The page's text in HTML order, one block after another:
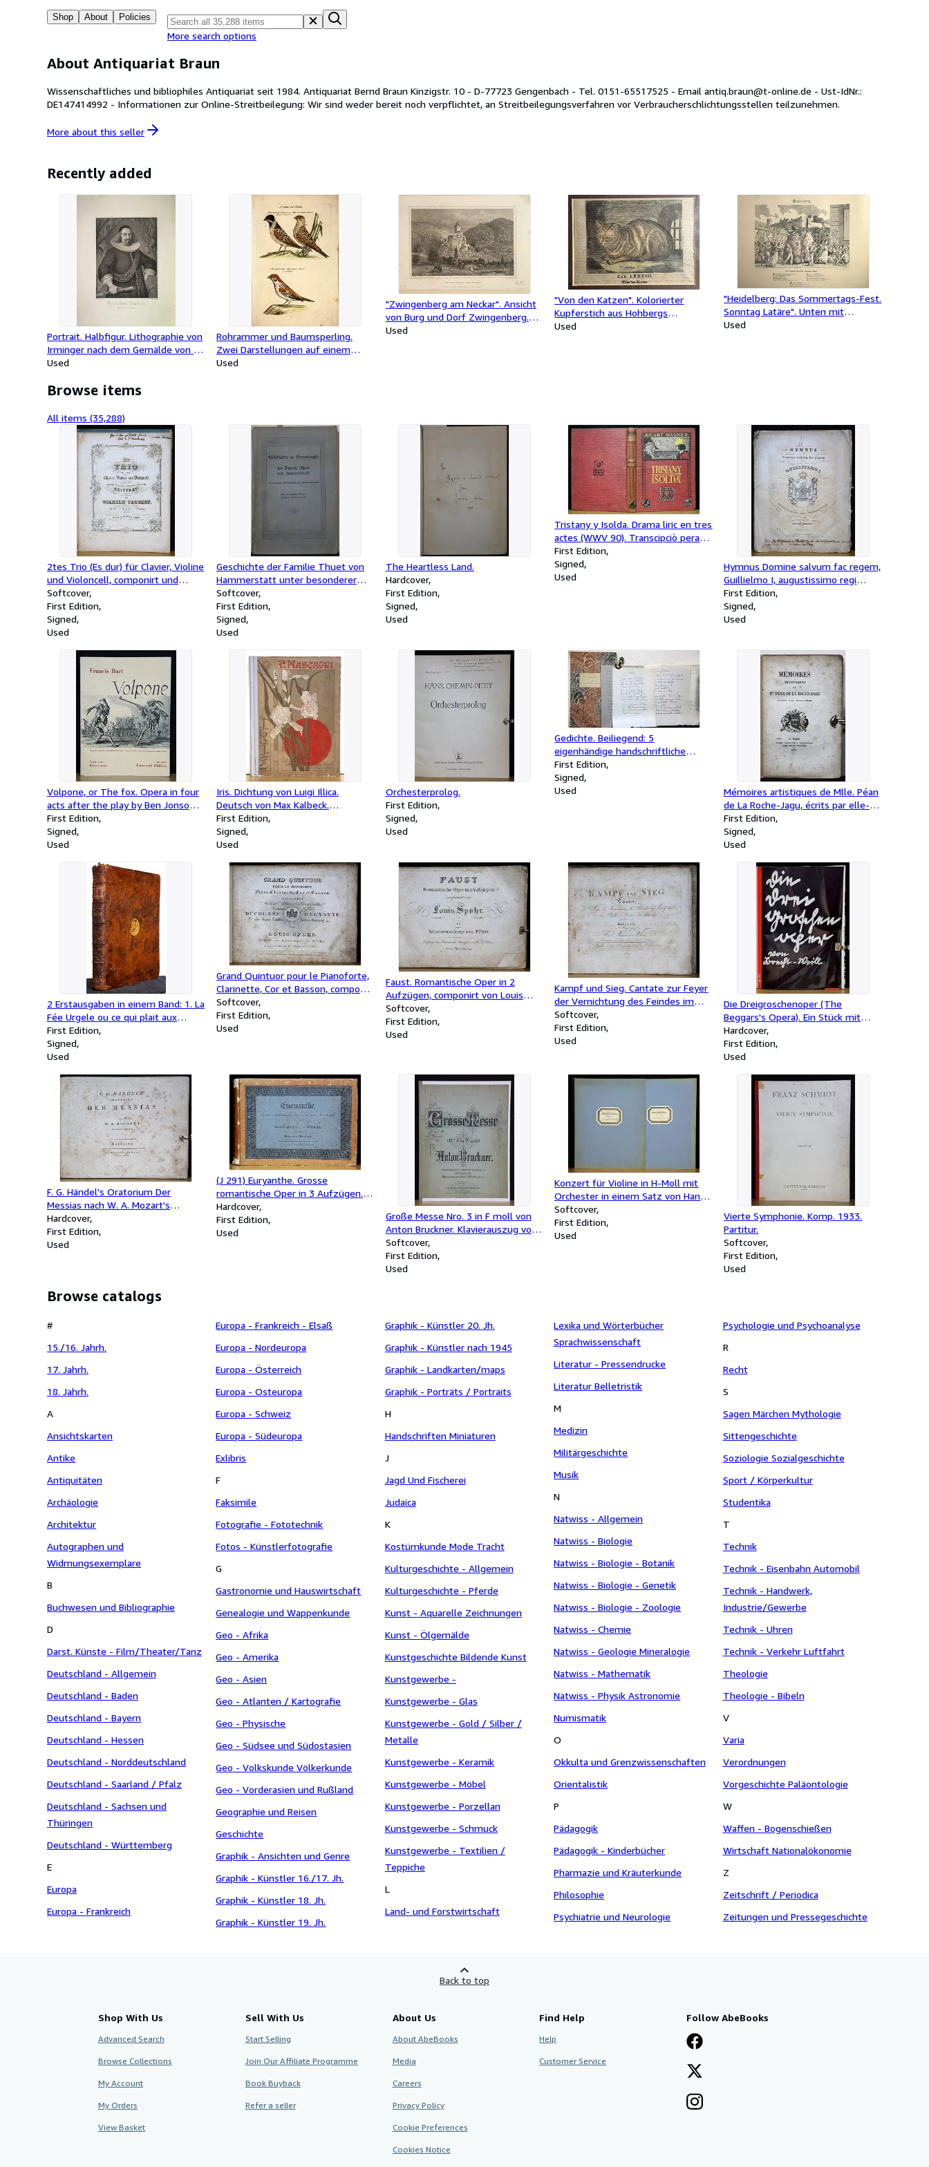
Shop About Policies
More search options
About Antiquariat Braun
Wissenschaftliches und bibliophiles Antiquariat seit 1984. Antiquariat Bernd Braun Kinzigstr. 10 - D-77723 Gengenbach - Tel. 0151-65517525 - Email antiq.braun@t-online.de - Ust-IdNr.:
DE147414992 - Informationen zur Online-Streitbeilegung: Wir sind weder bereit noch verpflichtet, an Streitbeilegungsverfahren vor Verbraucherschlichtungsstellen teilzunehmen.
More about this seller
Recently added
Portrait. Halbfigur. Lithographie von
Irminger nach dem Gemälde von F.
Winch.
Used
Rohrammer und Baumsperling.
Zwei Darstellungen auf einem
Blatt. Kupferstich aus "Frisch:
Used
"Zwingenberg am Neckar". Ansicht
von Burg und Dorf Zwingenberg.
Stahlstich von Umbach nach Foltz.
Used
"Von den Katzen". Kolorierter
Kupferstich aus Hohbergs
Hausvaterbuch "Georgia Curiosa
Used
"Heidelberg: Das Sommertags-Fest.
Sonntag Latäre". Unten mit
Reimsprüchen in Dialekt. Druck
Used
Browse items
All items (35,288)
2tes Trio (Es dur) für Clavier, Violine
und Violoncell, componirt und
seinem Freunde dem
Geheimenrath Seiffart gewidmet
von Wilhelm Taubert, Op. 96.
Softcover
First Edition
Signed
Used
Geschichte der Familie Thuet von
Hammerstatt unter besonderer
Berücksichtung der geistlichen
Mitglieder.
Softcover
First Edition
Signed
Used
The Heartless Land.
Hardcover
First Edition
Signed
Used
Tristany y Isolda. Drama liric en tres
actes (WWV 90). Transcipciò pera
piano y cant de Hans v. Bülow.
Traducciò catalana de Gerolni
Zanné y Joaquim Pena.
First Edition
Signed
Used
Hymnus Domine salvum fac regem,
Guillielmo I, augustissimo regi
Neerlandiae dedicatus ab auctore
Davide Koning, Op. 1.
First Edition
Signed
Used
Volpone, or The fox. Opera in four
acts after the play by Ben Jonson. /
Volpone, oder Der Fuchs. Oper in
vier Akten nach dem Schauspiel
von Ben Jonson. Deutsche
Vocal Score / Klavierauszug.
First Edition
Signed
Used
Iris. Dichtung von Luigi Illica.
Deutsch von Max Kalbeck.
Clavierauszug mit Text
(Arrangement von C. Carignani).
First Edition
Signed
Used
Orchesterprolog.
First Edition
Signed
Used
Gedichte. Beiliegend: 5
eigenhändige handschriftliche
Gedichte auf 10 Seiten und ein
vierseitiger Brief der Autorin.
First Edition
Signed
Used
Mémoires artistiques de Mlle. Péan
de La Roche-Jagu, écrits par elle-
même.
First Edition
Signed
Used
2 Erstausgaben in einem Band: 1. La
Fée Urgele ou ce qui plait aux
dames. Comédie en quatre actes
en vers. 2. La Clochette. Comédie
en un acte en Vers. Mit
First Edition
Signed
Used
Grand Quintuor pour le Pianoforte,
Clarinette, Cor et Basson, composé
et dédié A Son Altesse
Serenissime Madame La Duchesse
Regnante des Saxe-Gotha-
Softcover
First Edition
Used
Faust. Romantische Oper in 2
Aufzügen, componirt von Louis
Spohr. Im Klavierauszuge von P.
Pixis.
Softcover
First Edition
Used
Kampf und Sieg. Cantate zur Feyer
der Vernichtung des Feindes im
Juny 1815 bei Belle-Alliance und
Waterloo, Gedichtet von
Wohlbrück. In Musik gesetzt von
Softcover
First Edition
Used
Die Dreigroschenoper (The
Beggars's Opera). Ein Stück mit
Musik in einem Vorspiel und acht
Bildern nach dem Englischen des
John Gay, übersetzt von Elisabeth
von Bert Brecht. Klavierauszug mit
Text von Norbert Gingold. -
Erstausgabe.
Hardcover
First Edition
Used
F. G. Händel's Oratorium Der
Messias nach W. A. Mozart's
Bearbeitung (HWV 56, KV 572).
Partitur.
Hardcover
First Edition
Used
(J 291) Euryanthe. Grosse
romantische Oper in 3 Aufzügen.
Dichtung von Helmine von Chezy
geb: Freyinn von Klencke.
Vollständiger vom Componisten
Hardcover
First Edition
Used
Große Messe Nro. 3 in F moll von
Anton Bruckner. Klavierauszug von
Josef Schalk (WAB 28).
Softcover
First Edition
Used
Konzert für Violine in H-Moll mit
Orchester in einem Satz von Hans
Pfitzner, Opus 34. Klavierauszug
für Violine und Klavier (vom
Komponisten).
Softcover
First Edition
Used
Vierte Symphonie. Komp. 1933.
Partitur.
Softcover
First Edition
Used
Browse catalogs
#
15./16. Jahrh.
17. Jahrh.
18. Jahrh.
A
Ansichtskarten
Antike
Antiquitäten
Archäologie
Architektur
Autographen und
Widmungsexemplare
B
Buchwesen und Bibliographie
D
Darst. Künste - Film/Theater/Tanz
Deutschland - Allgemein
Deutschland - Baden
Deutschland - Bayern
Deutschland - Hessen
Deutschland - Norddeutschland
Deutschland - Saarland / Pfalz
Deutschland - Sachsen und
Thüringen
Deutschland - Württemberg
E
Europa
Europa - Frankreich
Europa - Frankreich - Elsaß
Europa - Nordeuropa
Europa - Österreich
Europa - Osteuropa
Europa - Schweiz
Europa - Südeuropa
Exlibris
F
Faksimile
Fotografie - Fototechnik
Fotos - Künstlerfotografie
G
Gastronomie und Hauswirtschaft
Genealogie und Wappenkunde
Geo - Afrika
Geo - Amerika
Geo - Asien
Geo - Atlanten / Kartografie
Geo - Physische
Geo - Südsee und Südostasien
Geo - Volkskunde Völkerkunde
Geo - Vorderasien und Rußland
Geographie und Reisen
Geschichte
Graphik - Ansichten und Genre
Graphik - Künstler 16./17. Jh.
Graphik - Künstler 18. Jh.
Graphik - Künstler 19. Jh.
Graphik - Künstler 20. Jh.
Graphik - Künstler nach 1945
Graphik - Landkarten/maps
Graphik - Porträts / Portraits
H
Handschriften Miniaturen
J
Jagd Und Fischerei
Judaica
K
Kostümkunde Mode Tracht
Kulturgeschichte - Allgemein
Kulturgeschichte - Pferde
Kunst - Aquarelle Zeichnungen
Kunst - Ölgemälde
Kunstgeschichte Bildende Kunst
Kunstgewerbe -
Kunstgewerbe - Glas
Kunstgewerbe - Gold / Silber /
Metalle
Kunstgewerbe - Keramik
Kunstgewerbe - Möbel
Kunstgewerbe - Porzellan
Kunstgewerbe - Schmuck
Kunstgewerbe - Textilien /
Teppiche
L
Land- und Forstwirtschaft
Lexika und Wörterbücher
Sprachwissenschaft
Literatur - Pressendrucke
Literatur Belletristik
M
Medizin
Militärgeschichte
Musik
N
Natwiss - Allgemein
Natwiss - Biologie
Natwiss - Biologie - Botanik
Natwiss - Biologie - Genetik
Natwiss - Biologie - Zoologie
Natwiss - Chemie
Natwiss - Geologie Mineralogie
Natwiss - Mathematik
Natwiss - Physik Astronomie
Numismatik
O
Okkulta und Grenzwissenschaften
Orientalistik
P
Pädagogik
Pädagogik - Kinderbücher
Pharmazie und Kräuterkunde
Philosophie
Psychiatrie und Neurologie
Psychologie und Psychoanalyse
R
Recht
S
Sagen Märchen Mythologie
Sittengeschichte
Soziologie Sozialgeschichte
Sport / Körperkultur
Studentika
T
Technik
Technik - Eisenbahn Automobil
Technik - Handwerk,
Industrie/Gewerbe
Technik - Uhren
Technik - Verkehr Luftfahrt
Theologie
Theologie - Bibeln
V
Varia
Verordnungen
Vorgeschichte Paläontologie
W
Waffen - Bogenschießen
Wirtschaft Nationalökonomie
Z
Zeitschrift / Periodica
Zeitungen und Pressegeschichte
Back to top
Shop With Us
Advanced Search
Browse Collections
My Account
My Orders
View Basket
Sell With Us
Start Selling
Join Our Affiliate Programme
Book Buyback
Refer a seller
About Us
About AbeBooks
Media
Careers
Privacy Policy
Cookie Preferences
Cookies Notice
Find Help
Help
Customer Service
Follow AbeBooks